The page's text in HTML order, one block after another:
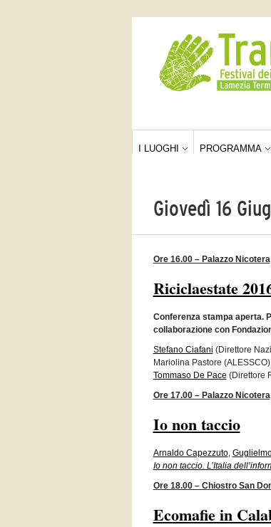
I LUOGHI PROGRAMMA
Giovedì 16
Ore 16.00 – Palazzo Nicotera
Riciclaestate
Conferenza stampa aperta.
collaborazione con
Stefano Ciafani (Direttore
Mariolina Pastore
Tommaso De Pace (Direttore
Ore 17.00 – Palazzo Nicotera
Io non taccio
Arnaldo Capezzuto,
Io non taccio. L’Italia
Ore 18.00 – Chiostro San
Ecomafie in